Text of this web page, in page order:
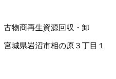
古物商再生資源回収・卸
宮城県岩沼市相の原３丁目１